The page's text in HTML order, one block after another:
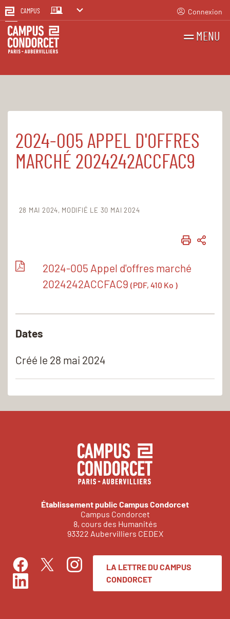
CAMPUS Connexion
MENU
Accueil Le Campus
Établissement public
Registre des actes administratifs
Décisions Président 2024
2024-005 APPEL D'OFFRES
MARCHÉ 2024242ACCFAC9
28 MAI 2024 MODIFIÉ LE 30 MAI 2024
2024-005 Appel d'offres marché
2024242ACCFAC9 (PDF, 410 Ko )
Dates
Créé le 28 mai 2024
Établissement public Campus Condorcet
Campus Condorcet
8, cours des Humanités
93322 Aubervilliers CEDEX
FacebookTwitterInstagram
LinkedIn
LA LETTRE DU CAMPUS
CONDORCET